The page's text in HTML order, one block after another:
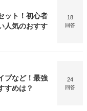
ット！初心者
人気のおすす
18
回答
プなど！最強
すめは？
24
回答